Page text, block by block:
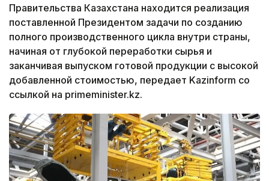
Правительства Казахстана находится реализация
поставленной Президентом задачи по созданию
полного производственного цикла внутри страны,
начиная от глубокой переработки сырья и
заканчивая выпуском готовой продукции с высокой
добавленной стоимостью, передает Kazinform со
ссылкой на primeminister.kz.